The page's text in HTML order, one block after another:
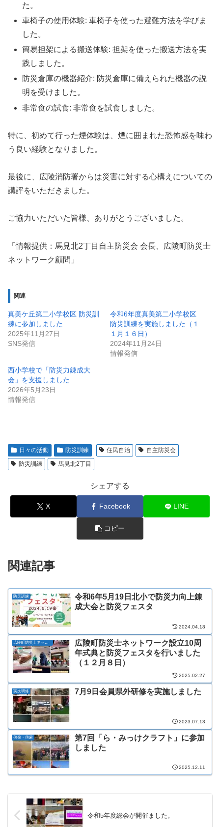
た。
車椅子の使用体験: 車椅子を使った避難方法を学びま
した。
簡易担架による搬送体験: 担架を使った搬送方法を実
践しました。
防災倉庫の機器紹介: 防災倉庫に備えられた機器の説
明を受けました。
非常食の試食: 非常食を試食しました。
特に、初めて行った煙体験は、煙に囲まれた恐怖感を味わ
う良い経験となりました。
最後に、広陵消防署からは災害に対する心構えについての
講評をいただきました。
ご協力いただいた皆様、ありがとうございました。
「情報提供：馬見北2丁目自主防災会 会長、広陵町防災士
ネットワーク顧問」
関連
真美ケ丘第二小学校区 防災訓
練に参加しました
2025年11月27日
SNS発信
令和6年度真美第二小学校区
防災訓練を実施しました（１
１月１６日）
2024年11月24日
情報発信
西小学校で「防災力錬成大
会」を支援しました
2026年5月23日
情報発信
日々の活動 防災訓練 住民自治
自主防災会
防災訓練
馬見北2丁目
シェアする
X Facebook LINE
コピー
関連記事
防災訓練
令和6年5月19日北小で防災力向上錬
成大会と防災フェスタ
2024.04.18
広陵町防災士ネットワーク設立10周
年式典と防災フェスタを行いました
（１２月８日）
2025.02.27
実技研修 7月9日会員県外研修を実施しました
2023.07.13
啓発・啓蒙
第7回「ら・みっけクラフト」に参加
しました
2025.12.11
令和5年度総会が開催ました。